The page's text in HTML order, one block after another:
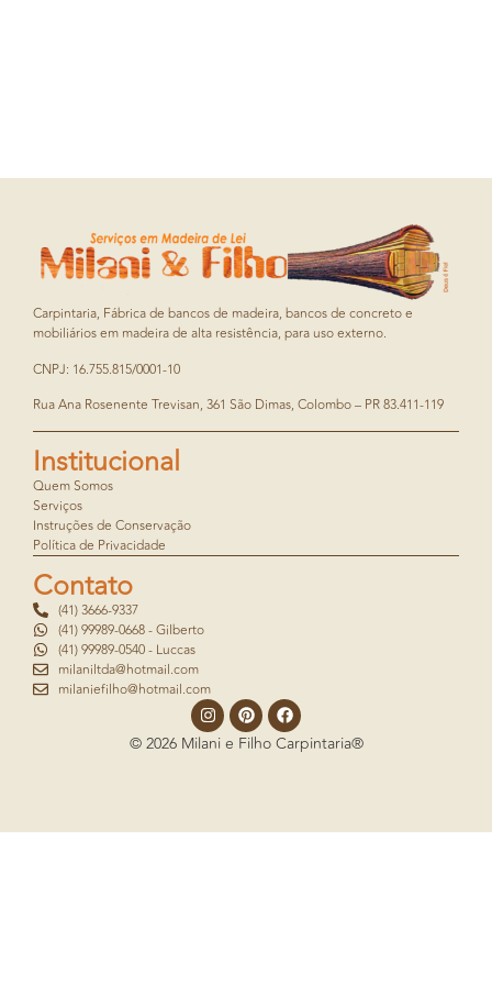
Carpintaria, Fábrica de bancos de madeira, bancos de concreto e
mobiliários em madeira de alta resistência, para uso externo.
CNPJ: 16.755.815/0001-10
Rua Ana Rosenente Trevisan, 361 São Dimas, Colombo – PR 83.411-119
Institucional
Quem Somos
Serviços
Instruções de Conservação
Política de Privacidade
Contato
(41) 3666-9337
(41) 99989-0668 - Gilberto
(41) 99989-0540 - Luccas
milaniltda@hotmail.com
milaniefilho@hotmail.com
© 2026 Milani e Filho Carpintaria®